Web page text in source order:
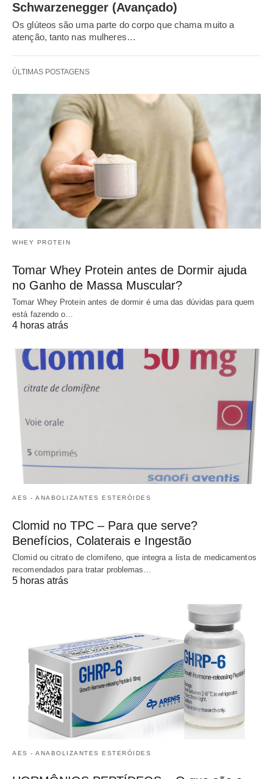
Schwarzenegger (Avançado)
Os glúteos são uma parte do corpo que chama muito a
atenção, tanto nas mulheres…
ÚLTIMAS POSTAGENS
WHEY PROTEIN
Tomar Whey Protein antes de Dormir ajuda
no Ganho de Massa Muscular?
Tomar Whey Protein antes de dormir é uma das dúvidas para quem
está fazendo o…
4 horas atrás
AES - ANABOLIZANTES ESTERÓIDES
Clomid no TPC – Para que serve?
Benefícios, Colaterais e Ingestão
Clomid ou citrato de clomifeno, que integra a lista de medicamentos
recomendados para tratar problemas…
5 horas atrás
AES - ANABOLIZANTES ESTERÓIDES